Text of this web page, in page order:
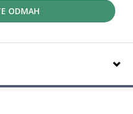
ODMAH